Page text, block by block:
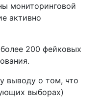
мониторинговой
активно
200 фейковых
выводу о том, что
выборах)